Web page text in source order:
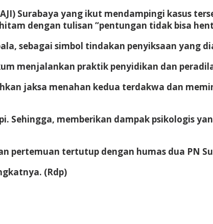
Surabaya yang ikut mendampingi kasus
dengan tulisan “pentungan tidak bisa
sebagai simbol tindakan penyiksaan yang
menjalankan praktik penyidikan dan
jaksa menahan kedua terdakwa dan
Sehingga, memberikan dampak psikologis
pertemuan tertutup dengan humas dua PN
(Rdp)